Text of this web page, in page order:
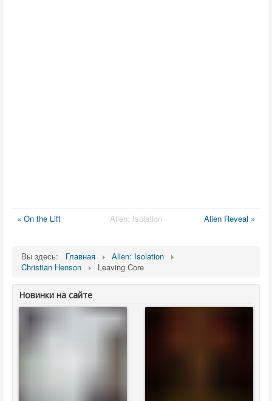
« On the Lift Alien: Isolation Alien Reveal »
Вы здесь: Главная
Alien: Isolation
Christian Henson
Leaving Core
Новинки на сайте